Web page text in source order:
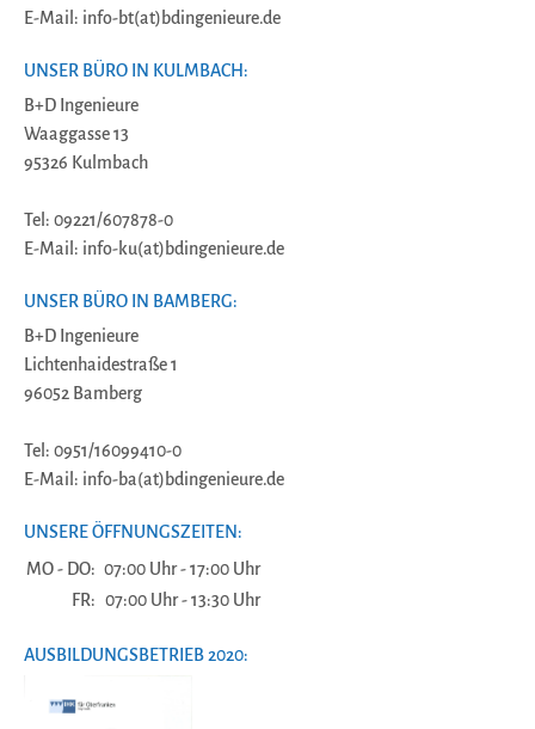
E-Mail: info-bt(at)bdingenieure.de
UNSER BÜRO IN KULMBACH:
B+D Ingenieure
Waaggasse 13
95326 Kulmbach
Tel: 09221/607878-0
E-Mail: info-ku(at)bdingenieure.de
UNSER BÜRO IN BAMBERG:
B+D Ingenieure
Lichtenhaidestraße 1
96052 Bamberg
Tel: 0951/16099410-0
E-Mail: info-ba(at)bdingenieure.de
UNSERE ÖFFNUNGSZEITEN:
MO - DO: 07:00 Uhr - 17:00 Uhr
FR: 07:00 Uhr - 13:30 Uhr
AUSBILDUNGSBETRIEB 2020: